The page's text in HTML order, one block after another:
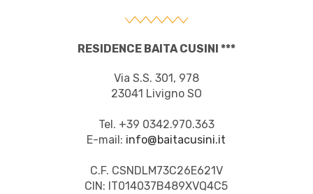
RESIDENCE BAITA CUSINI ***
Via S.S. 301, 978
23041 Livigno SO
Tel. +39 0342.970.363
E-mail: info@baitacusini.it
C.F. CSNDLM73C26E621V
CIN: IT014037B489XVQ4C5